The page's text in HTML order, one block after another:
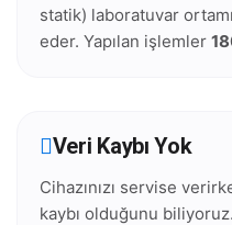
statik) laboratuvar
eder. Yapılan işlemler
Veri Kaybı Yok
Cihazınızı servise
kaybı olduğunu